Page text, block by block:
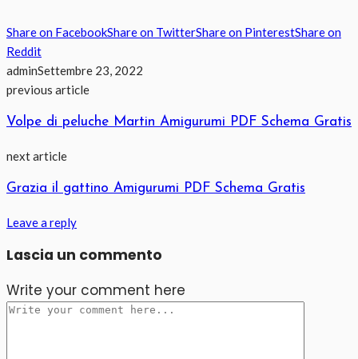
Share on FacebookShare on TwitterShare on PinterestShare on
Reddit
adminSettembre 23, 2022
previous article
Volpe di peluche Martin Amigurumi PDF Schema Gratis
next article
Grazia il gattino Amigurumi PDF Schema Gratis
Leave a reply
Lascia un commento
Write your comment here